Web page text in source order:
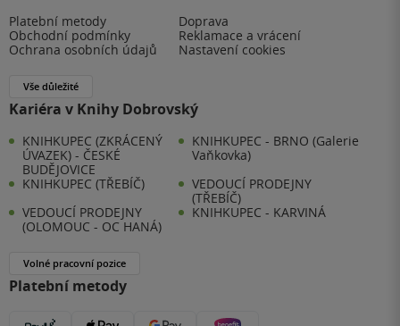
Platební metody
Doprava
Obchodní podmínky
Reklamace a vrácení
Ochrana osobních údajů
Nastavení cookies
Vše důležité
Kariéra v Knihy Dobrovský
KNIHKUPEC (ZKRÁCENÝ
ÚVAZEK) - ČESKÉ
BUDĚJOVICE
KNIHKUPEC - BRNO (Galerie
Vaňkovka)
KNIHKUPEC (TŘEBÍČ)
VEDOUCÍ PRODEJNY
(TŘEBÍČ)
VEDOUCÍ PRODEJNY
(OLOMOUC - OC HANÁ)
KNIHKUPEC - KARVINÁ
Volné pracovní pozice
Platební metody